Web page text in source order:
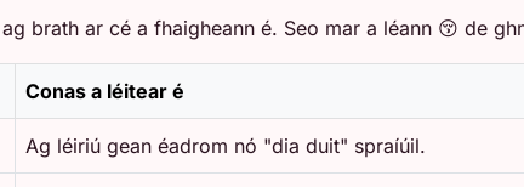
brath ar cé a fhaigheann é. Seo mar a léann 😚 de
Conas a léitear é
Ag léiriú gean éadrom nó "dia duit" spraíúil.